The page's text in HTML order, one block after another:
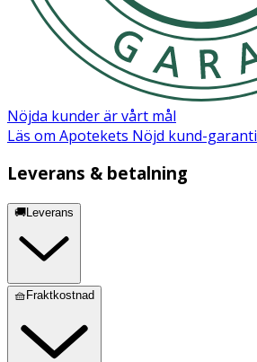
Märkning
Nöjda kunder är vårt mål
Läs om Apotekets Nöjd kund-garanti
Leverans & betalning
🚚Leverans
🧺Fraktkostnad